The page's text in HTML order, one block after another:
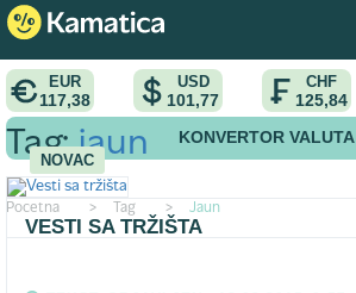
EUR
117,38
USD
101,77
CHF
125,84
KONVERTOR VALUTA
Pocetna > Tag > Jaun
Tag:jaun
NOVAC
VESTI SA TRŽIŠTA